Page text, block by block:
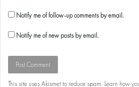
Notify me of follow-up comments by email.
Notify me of new posts by email.
This site uses Akismet to reduce spam. Learn how